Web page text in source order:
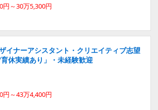
円～30万5,300円
イナーアシスタント・クリエイティブ志望
休実績あり」・未経験歓迎
円～43万4,400円